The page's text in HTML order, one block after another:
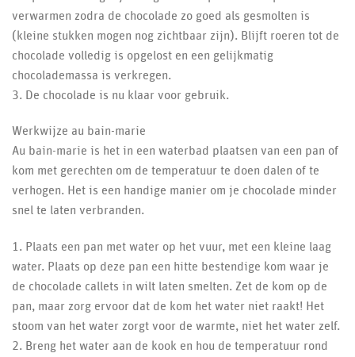
verwarmen zodra de chocolade zo goed als gesmolten is
(kleine stukken mogen nog zichtbaar zijn). Blijft roeren tot de
chocolade volledig is opgelost en een gelijkmatig
chocolademassa is verkregen.
3. De chocolade is nu klaar voor gebruik.
Werkwijze au bain-marie
Au bain-marie is het in een waterbad plaatsen van een pan of
kom met gerechten om de temperatuur te doen dalen of te
verhogen. Het is een handige manier om je chocolade minder
snel te laten verbranden.
1. Plaats een pan met water op het vuur, met een kleine laag
water. Plaats op deze pan een hitte bestendige kom waar je
de chocolade callets in wilt laten smelten. Zet de kom op de
pan, maar zorg ervoor dat de kom het water niet raakt! Het
stoom van het water zorgt voor de warmte, niet het water zelf.
2. Breng het water aan de kook en hou de temperatuur rond